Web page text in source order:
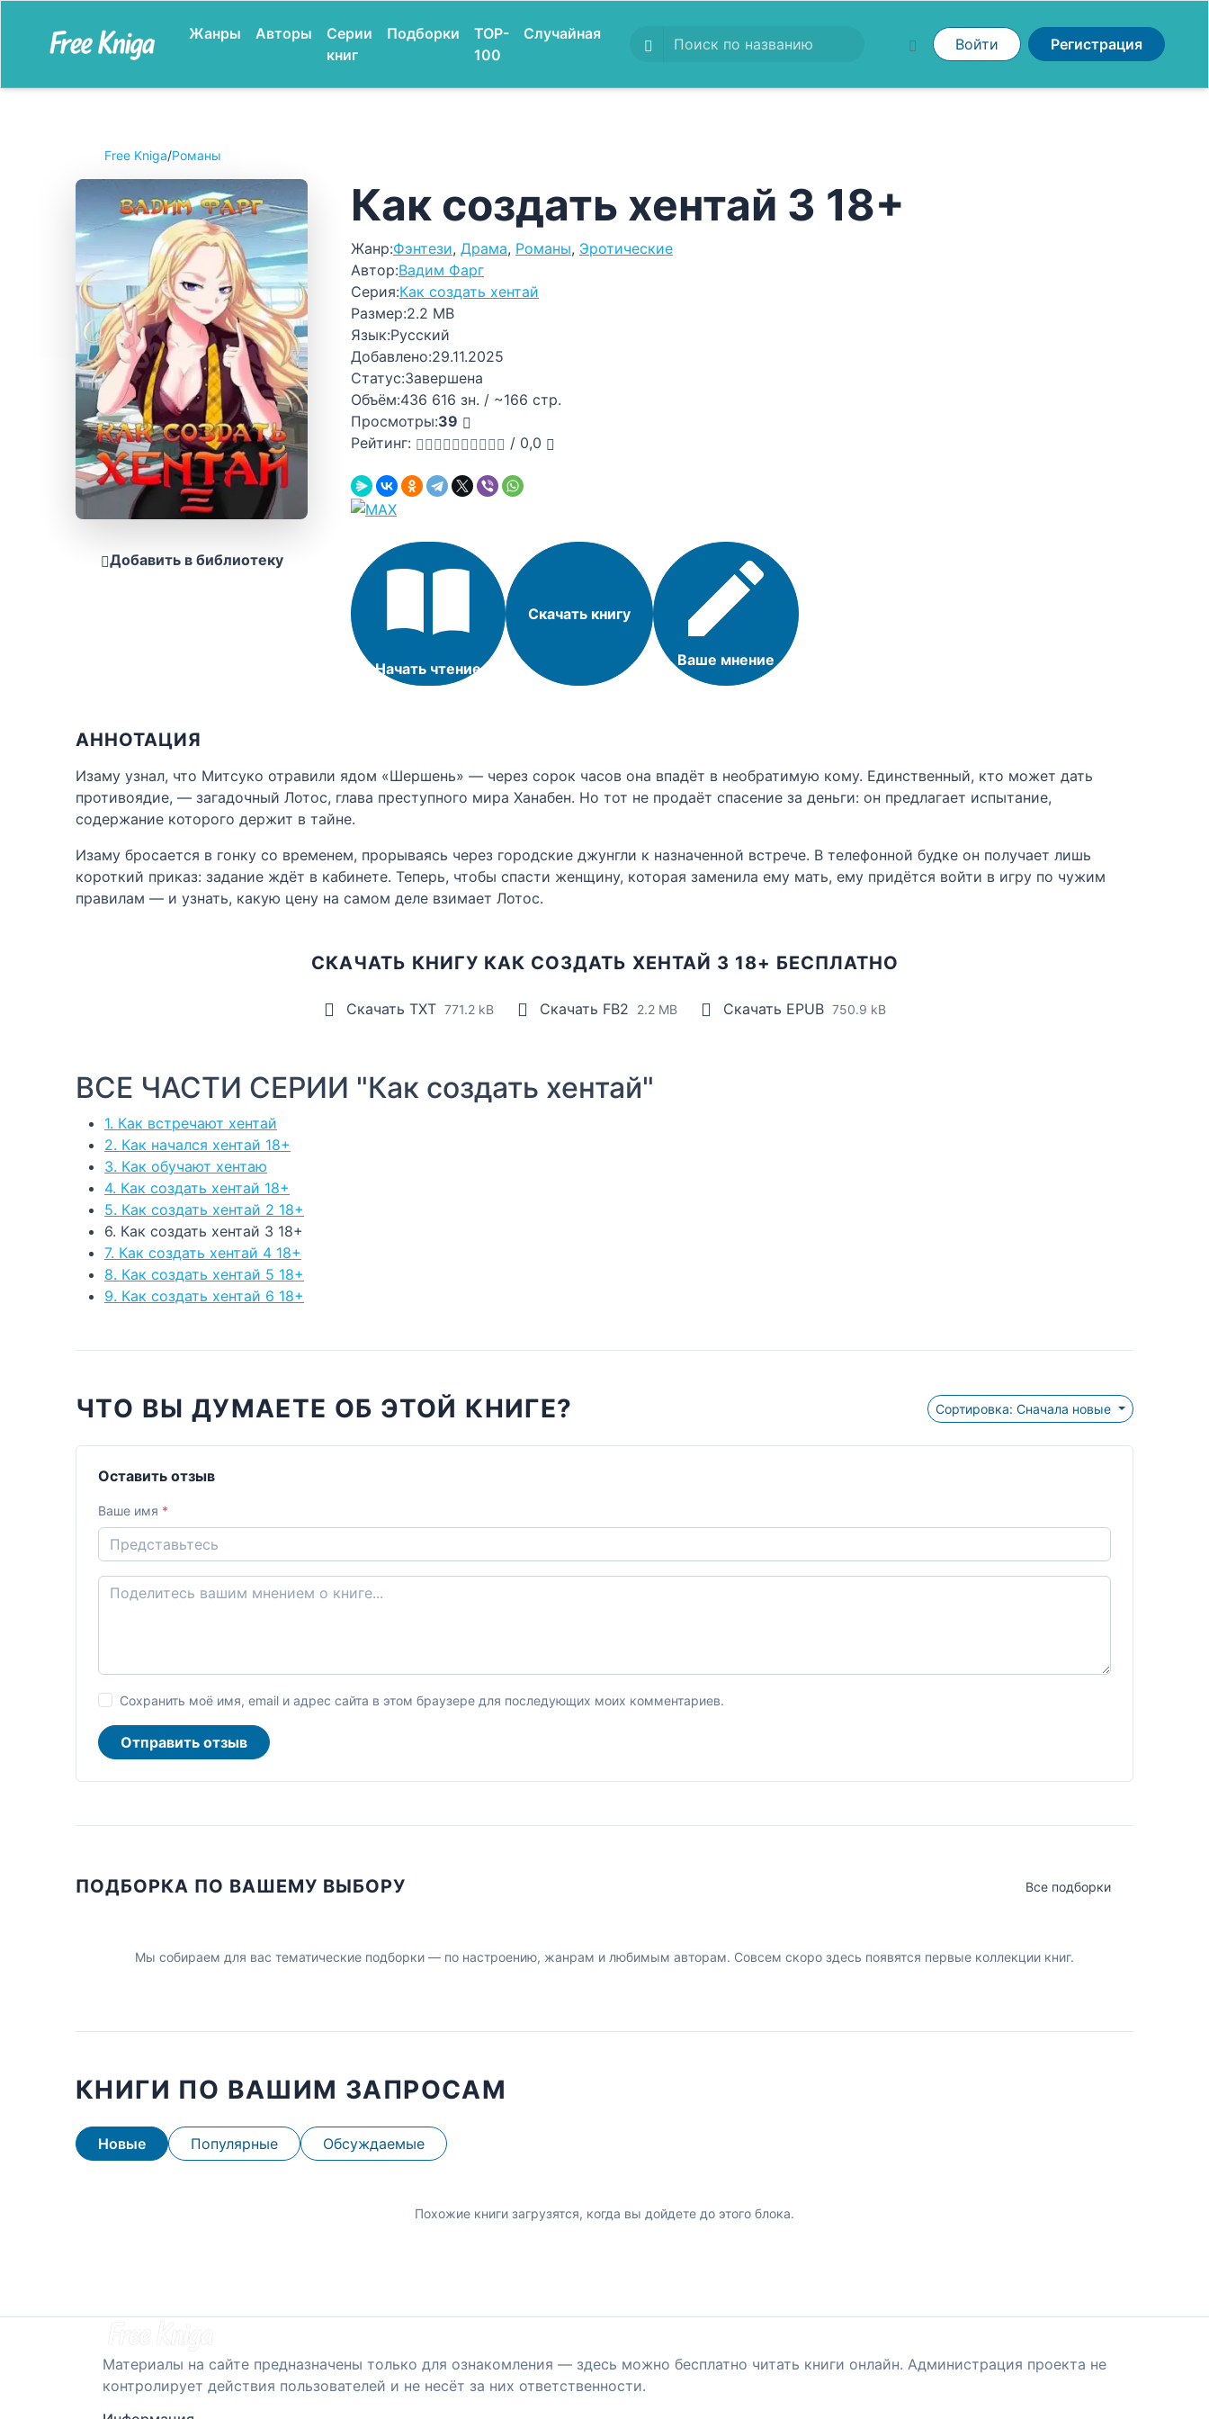
Жанры Авторы
Серии
книг
Подборки
TOP-
100
Случайная
Войти Регистрация
Free Kniga/Романы
Добавить в библиотеку
Как создать хентай 3 18+
Жанр:Фэнтези, Драма, Романы, Эротические
Автор:Вадим Фарг
Серия:Как создать хентай
Размер:2.2 MB
Язык:Русский
Добавлено:29.11.2025
Статус:Завершена
Объём:436 616 зн. / ~166 стр.
Просмотры:39
Рейтинг:
/ 0,0
Начать чтение
Скачать книгу
Ваше мнение
АННОТАЦИЯ
Изаму узнал, что Митсуко отравили ядом «Шершень» — через сорок часов она впадёт в необратимую кому. Единственный, кто может дать
противоядие, — загадочный Лотос, глава преступного мира Ханабен. Но тот не продаёт спасение за деньги: он предлагает испытание,
содержание которого держит в тайне.
Изаму бросается в гонку со временем, прорываясь через городские джунгли к назначенной встрече. В телефонной будке он получает лишь
короткий приказ: задание ждёт в кабинете. Теперь, чтобы спасти женщину, которая заменила ему мать, ему придётся войти в игру по чужим
правилам — и узнать, какую цену на самом деле взимает Лотос.
СКАЧАТЬ КНИГУ КАК СОЗДАТЬ ХЕНТАЙ 3 18+ БЕСПЛАТНО
Скачать TXT 771.2 kB Скачать FB2 2.2 MB Скачать EPUB 750.9 kB
ВСЕ ЧАСТИ СЕРИИ "Как создать хентай"
1. Как встречают хентай
2. Как начался хентай 18+
3. Как обучают хентаю
4. Как создать хентай 18+
5. Как создать хентай 2 18+
6. Как создать хентай 3 18+
7. Как создать хентай 4 18+
8. Как создать хентай 5 18+
9. Как создать хентай 6 18+
ЧТО ВЫ ДУМАЕТЕ ОБ ЭТОЙ КНИГЕ? Сортировка: Сначала новые
Оставить отзыв
Ваше имя *
Сохранить моё имя, email и адрес сайта в этом браузере для последующих моих комментариев.
Отправить отзыв
ПОДБОРКА ПО ВАШЕМУ ВЫБОРУ Все подборки
Мы собираем для вас тематические подборки — по настроению, жанрам и любимым авторам. Совсем скоро здесь появятся первые коллекции книг.
КНИГИ ПО ВАШИМ ЗАПРОСАМ
Новые Популярные Обсуждаемые
Похожие книги загрузятся, когда вы дойдете до этого блока.
Материалы на сайте предназначены только для ознакомления — здесь можно бесплатно читать книги онлайн. Администрация проекта не
контролирует действия пользователей и не несёт за них ответственности.